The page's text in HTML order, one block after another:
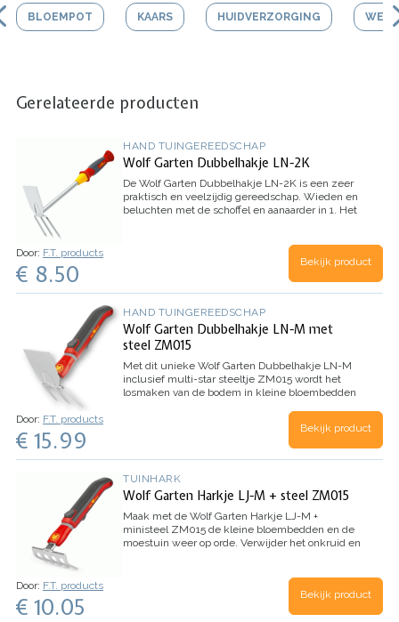
BLOEMPOT KAARS HUIDVERZORGING
Gerelateerde producten
HAND TUINGEREEDSCHAP
Wolf Garten Dubbelhakje LN-2K
De Wolf Garten Dubbelhakje LN-2K is een zeer
praktisch en veelzijdig gereedschap. Wieden en
beluchten met de schoffel en aanaarder in 1. Het
Werkbreedte: 7
Door: F.T. products
€ 8.50 Bekijk product
HAND TUINGEREEDSCHAP
Wolf Garten Dubbelhakje LN-M met
steel ZM015
Met dit unieke Wolf Garten Dubbelhakje LN-M
inclusief multi-star steeltje ZM015 wordt het
losmaken van de bodem in kleine bloembedden
makkelijke kliksysteem heeft u in 1 klik de hak
Werkbreedte: 7cm
Inhoud: 1 stuk LN-M Dubbelhakje + ministeel
ZM015
Door: F.T. products
€ 15.99 Bekijk product
TUINHARK
Wolf Garten Harkje LJ-M + steel ZM015
Maak met de Wolf Garten Harkje LJ-M +
ministeel ZM015 de kleine bloembedden en de
moestuin weer op orde. Verwijder het onkruid en
Door: F.T. products
€ 10.05 Bekijk product